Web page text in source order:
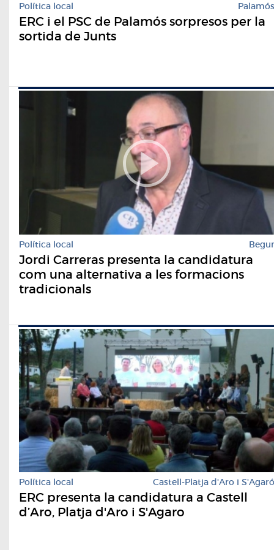
Política local Palamós
ERC i el PSC de Palamós sorpresos per la
sortida de Junts
Política local Begur
Jordi Carreras presenta la candidatura
com una alternativa a les formacions
tradicionals
Política local Castell-Platja d'Aro i S'Agaró
ERC presenta la candidatura a Castell
d’Aro, Platja d'Aro i S'Agaro